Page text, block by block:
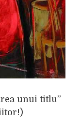
unui titlu”